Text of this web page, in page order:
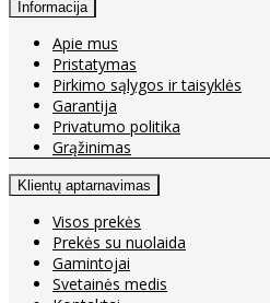
Informacija
Apie mus
Pristatymas
Pirkimo sąlygos ir taisyklės
Garantija
Privatumo politika
Grąžinimas
Klientų aptarnavimas
Visos prekės
Prekės su nuolaida
Gamintojai
Svetainės medis